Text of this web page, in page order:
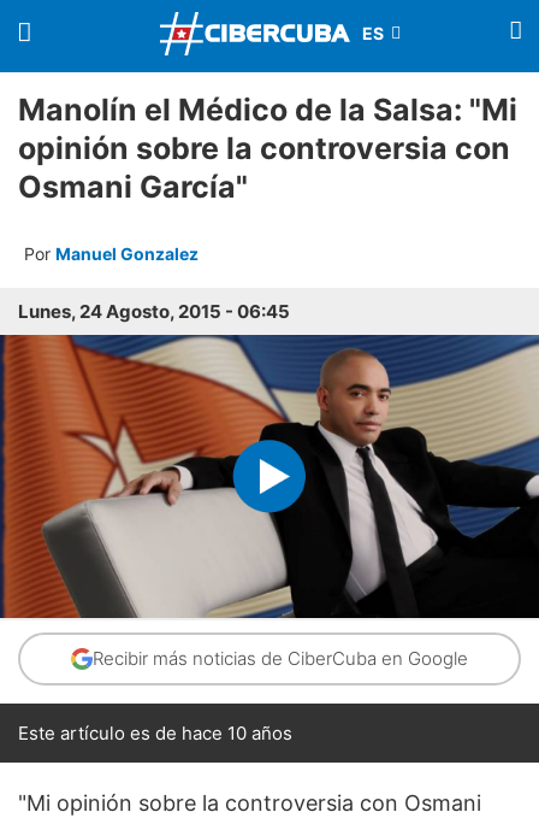
Manolín el Médico de la Salsa: "Mi
opinión sobre la controversia con
Osmani García"
Por Manuel Gonzalez
Lunes, 24 Agosto, 2015 - 06:45
Recibir más noticias de CiberCuba en Google
Este artículo es de hace 10 años
"Mi opinión sobre la controversia con Osmani